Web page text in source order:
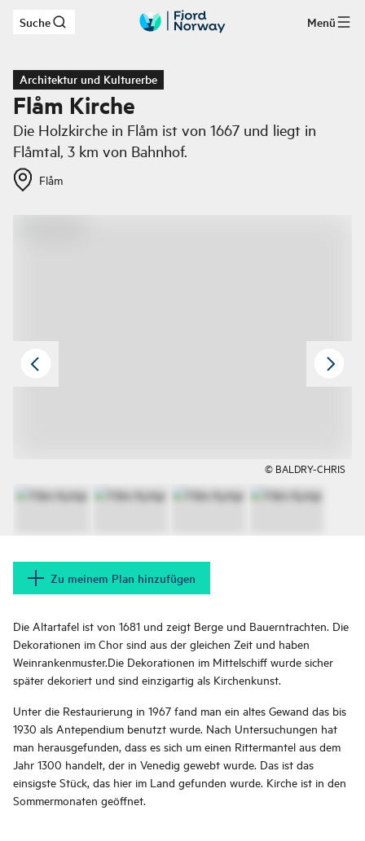
Zum Hauptinhalt
Suche Menü
Architektur und Kulturerbe
Flåm Kirche
Die Holzkirche in Flåm ist von 1667 und liegt in
Flåmtal, 3 km von Bahnhof.
Flåm
© BALDRY-CHRIS
Zu meinem Plan hinzufügen
Die Altartafel ist von 1681 und zeigt Berge und Bauerntrachten. Die
Dekorationen im Chor sind aus der gleichen Zeit und haben
Weinrankenmuster.Die Dekorationen im Mittelschiff wurde sicher
später dekoriert und sind einzigartig als Kirchenkunst.
Unter die Restaurierung in 1967 fand man ein altes Gewand das bis
1930 als Antependium benutzt wurde. Nach Untersuchungen hat
man herausgefunden, dass es sich um einen Rittermantel aus dem
Jahr 1300 handelt, der in Venedig gewebt wurde. Das ist das
einsigste Stück, das hier im Land gefunden wurde. Kirche ist in den
Sommermonaten geöffnet.